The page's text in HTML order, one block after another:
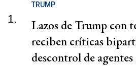
1.
TRUMP
Lazos de Trump con
reciben críticas
descontrol de